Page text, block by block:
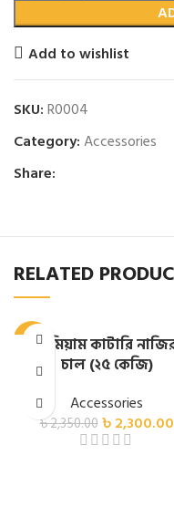
Add to wishlist
SKU:R0004
Category:Accessories
Share:
RELATED
-2%
HOT
প্রিমিয়াম কাটারি
চাল (২৫ কেজি)
Accessories
৳2,350.00৳2,300.00